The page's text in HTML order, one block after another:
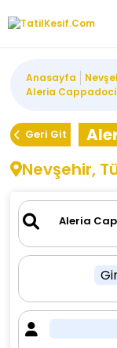
Anasayfa
Aleria
Geri Git
Nevşehir,